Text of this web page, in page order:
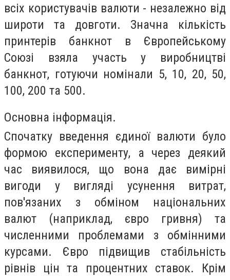
всіх користувачів валюти - незалежно від
широти та довготи. Значна кількість
принтерів банкнот в Європейському
Союзі взяла участь у виробництві
банкнот, готуючи номінали 5, 10, 20, 50,
100, 200 та 500.
Основна інформація.
Спочатку введення єдиної валюти було
формою експерименту, а через деякий
час виявилося, що вона дає вимірні
вигоди у вигляді усунення витрат,
пов'язаних з обміном національних
валют (наприклад, євро гривня) та
численними проблемами з обмінними
курсами. Євро підвищив стабільність
рівнів цін та процентних ставок. Крім